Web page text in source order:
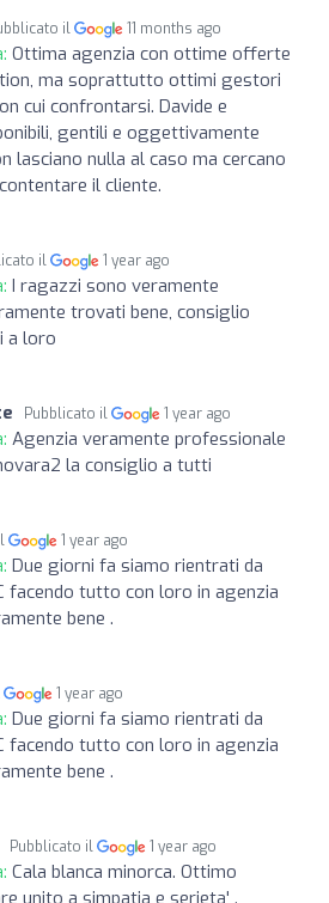
il 11 months ago
Ottima agenzia con ottime offerte
ma soprattutto ottimi gestori
cui confrontarsi. Davide e
gentili e oggettivamente
lasciano nulla al caso ma cercano
il cliente.
il 1 year ago
I ragazzi sono veramente
trovati bene, consiglio
a loro
Pubblicato il 1 year ago
Agenzia veramente professionale
la consiglio a tutti
1 year ago
Due giorni fa siamo rientrati da
facendo tutto con loro in agenzia
bene .
1 year ago
Due giorni fa siamo rientrati da
facendo tutto con loro in agenzia
bene .
Pubblicato il 1 year ago
Cala blanca minorca. Ottimo
unito a simpatia e serieta' .